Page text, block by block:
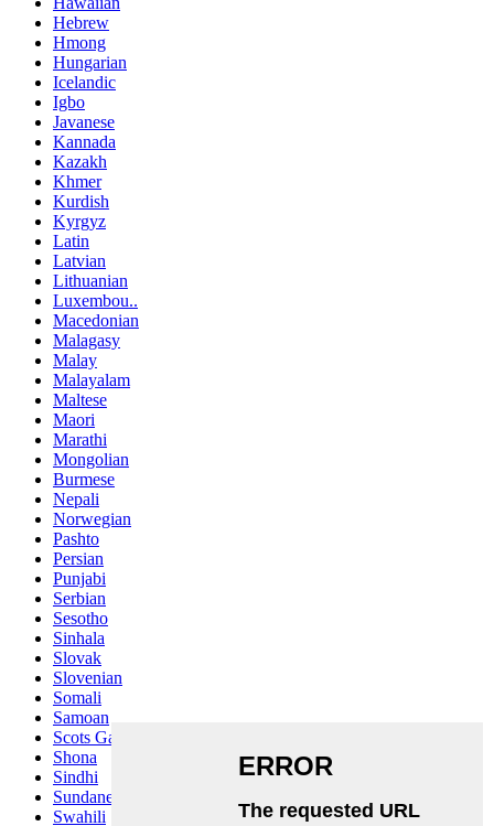
Hebrew
Hmong
Hungarian
Icelandic
Igbo
Javanese
Kannada
Kazakh
Khmer
Kurdish
Kyrgyz
Latin
Latvian
Lithuanian
Luxembou..
Macedonian
Malagasy
Malay
Malayalam
Maltese
Maori
Marathi
Mongolian
Burmese
Nepali
Norwegian
Pashto
Persian
Punjabi
Serbian
Sesotho
Sinhala
Slovak
Slovenian
Somali
Samoan
Scots Gaelic
Shona
Sindhi
Sundanese
Swahili